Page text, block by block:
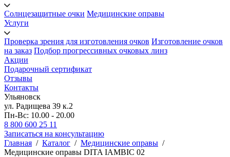
Солнцезащитные очки Медицинские оправы
Услуги
Проверка зрения для изготовления очков Изготовление очков
на заказ Подбор прогрессивных очковых линз
Акции
Подарочный сертификат
Отзывы
Контакты
Ульяновск
ул. Радищева 39 к.2
Пн-Вс: 10.00 - 20.00
8 800 600 25 11
Записаться на консультацию
Главная / Каталог / Медицинские оправы /
Медицинские оправы DITA IAMBIC 02